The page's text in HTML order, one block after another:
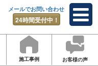
メールでお問い合わせ
24時間受付中！
施工事例 お客様の声